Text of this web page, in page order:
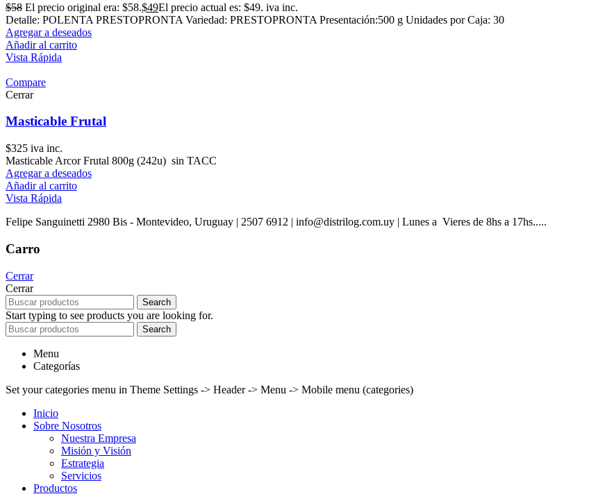
$58 El precio original era: $58.$49El precio actual es: $49. iva inc.
Detalle: POLENTA PRESTOPRONTA Variedad: PRESTOPRONTA Presentación:500 g Unidades por Caja: 30
Agregar a deseados
Añadir al carrito
Vista Rápida
Compare
Cerrar
Masticable Frutal
$325 iva inc.
Masticable Arcor Frutal 800g (242u) sin TACC
Agregar a deseados
Añadir al carrito
Vista Rápida
Felipe Sanguinetti 2980 Bis - Montevideo, Uruguay | 2507 6912 | info@distrilog.com.uy | Lunes a Vieres de 8hs a 17hs.....
Carro
Cerrar
Cerrar
Search
Start typing to see products you are looking for.
Search
Menu
Categorías
Set your categories menu in Theme Settings -> Header -> Menu -> Mobile menu (categories)
Inicio
Sobre Nosotros
Nuestra Empresa
Misión y Visión
Estrategia
Servicios
Productos